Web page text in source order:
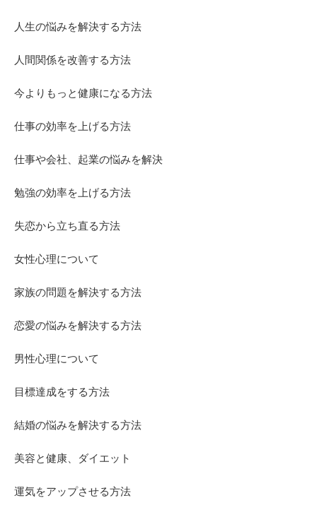
人生の悩みを解決する方法
人間関係を改善する方法
今よりもっと健康になる方法
仕事の効率を上げる方法
仕事や会社、起業の悩みを解決
勉強の効率を上げる方法
失恋から立ち直る方法
女性心理について
家族の問題を解決する方法
恋愛の悩みを解決する方法
男性心理について
目標達成をする方法
結婚の悩みを解決する方法
美容と健康、ダイエット
運気をアップさせる方法